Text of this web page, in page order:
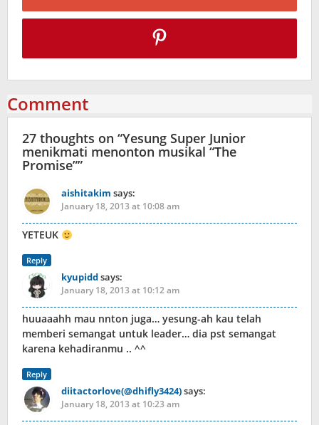
Comment
27 thoughts on “Yesung Super Junior
menikmati menonton musikal “The
Promise””
aishitakim says:
January 18, 2013 at 10:08 am
YETEUK
Reply
kyupiddsays:
January 18, 2013 at 10:12 am
huuaaahh mau nnton juga… yesung-ah kau telah
memberi semangat untuk leader… dia pst semangat
karena kehadiranmu .. ^^
Reply
diitactorlove(@dhifly3424)says:
January 18, 2013 at 10:23 am